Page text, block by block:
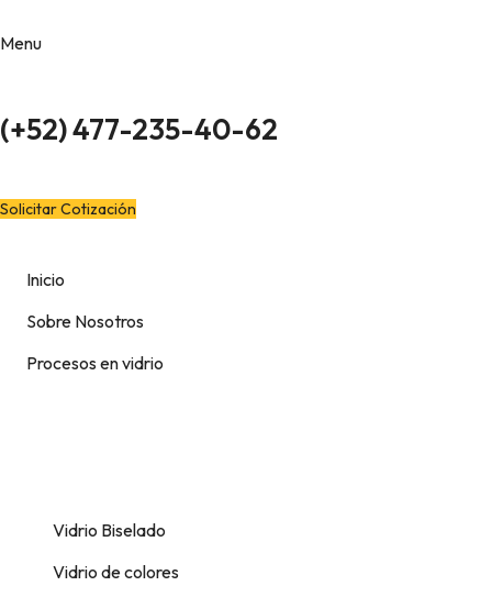
Menu
(+52) 477-235-40-62
Solicitar Cotización
Inicio
Sobre Nosotros
Procesos en vidrio
Vidrio Biselado
Vidrio de colores